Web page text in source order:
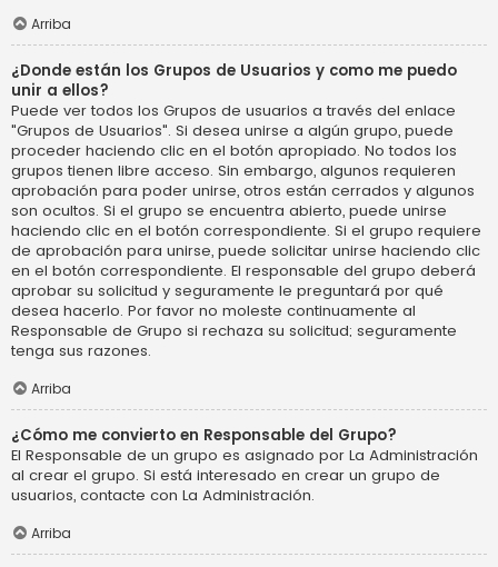
Arriba
¿Donde están los Grupos de Usuarios y como me puedo
unir a ellos?
Puede ver todos los Grupos de usuarios a través del enlace
"Grupos de Usuarios". Si desea unirse a algún grupo, puede
proceder haciendo clic en el botón apropiado. No todos los
grupos tienen libre acceso. Sin embargo, algunos requieren
aprobación para poder unirse, otros están cerrados y algunos
son ocultos. Si el grupo se encuentra abierto, puede unirse
haciendo clic en el botón correspondiente. Si el grupo requiere
de aprobación para unirse, puede solicitar unirse haciendo clic
en el botón correspondiente. El responsable del grupo deberá
aprobar su solicitud y seguramente le preguntará por qué
desea hacerlo. Por favor no moleste continuamente al
Responsable de Grupo si rechaza su solicitud; seguramente
tenga sus razones.
Arriba
¿Cómo me convierto en Responsable del Grupo?
El Responsable de un grupo es asignado por La Administración
al crear el grupo. Si está interesado en crear un grupo de
usuarios, contacte con La Administración.
Arriba